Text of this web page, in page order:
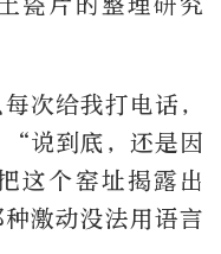
瓷片的整理研究
次给我打电话，
说到底，还是因
这个窑址揭露出
激动没法用语言